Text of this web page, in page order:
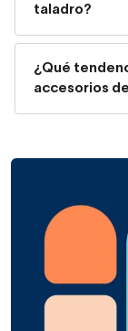
Soportes
Papeleras
Jaboneras
taladro?
¿Qué
accesorios